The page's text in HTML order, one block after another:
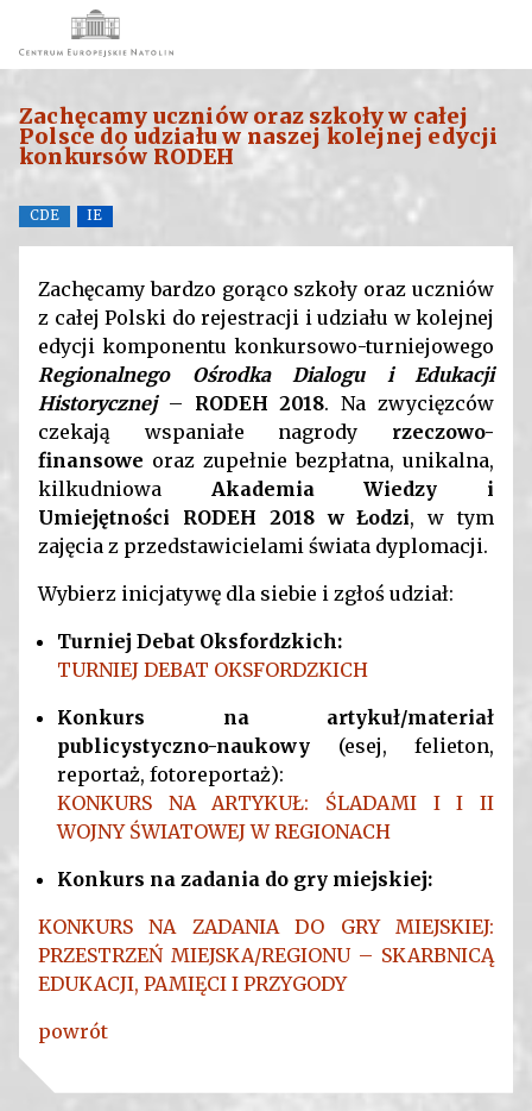
Zachęcamy uczniów oraz szkoły w całej
Polsce do udziału w naszej kolejnej edycji
konkursów RODEH
CDE IE
Zachęcamy bardzo gorąco szkoły oraz uczniów
z całej Polski do rejestracji i udziału w kolejnej
edycji komponentu konkursowo-turniejowego
Regionalnego Ośrodka Dialogu i Edukacji
Historycznej – RODEH 2018. Na zwycięzców
czekają wspaniałe nagrody rzeczowo-
finansowe oraz zupełnie bezpłatna, unikalna,
kilkudniowa Akademia Wiedzy i
Umiejętności RODEH 2018 w Łodzi, w tym
zajęcia z przedstawicielami świata dyplomacji.
Wybierz inicjatywę dla siebie i zgłoś udział:
Turniej Debat Oksfordzkich:
TURNIEJ DEBAT OKSFORDZKICH
Konkurs na artykuł/materiał
publicystyczno-naukowy (esej, felieton,
reportaż, fotoreportaż):
KONKURS NA ARTYKUŁ: ŚLADAMI I I II
WOJNY ŚWIATOWEJ W REGIONACH
Konkurs na zadania do gry miejskiej:
KONKURS NA ZADANIA DO GRY MIEJSKIEJ:
PRZESTRZEŃ MIEJSKA/REGIONU – SKARBNICĄ
EDUKACJI, PAMIĘCI I PRZYGODY
powrót